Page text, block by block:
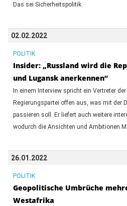
Das sei Sicherheitspolitik.
02.02.2022
POLITIK
Insider: „Russland wird die
und Lugansk anerkennen“
In einem Interview spricht ein Vertreter
Regierungspartei offen aus, was mit der
passieren soll. Er liefert auch weitere
wodurch die Ansichten und Ambitionen
26.01.2022
POLITIK
Geopolitische Umbrüche
Westafrika